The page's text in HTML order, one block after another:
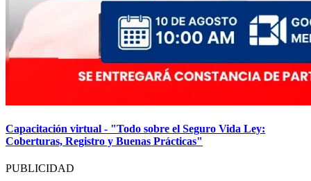
Capacitación virtual - "Todo sobre el Seguro Vida Ley:
Coberturas, Registro y Buenas Prácticas"
PUBLICIDAD